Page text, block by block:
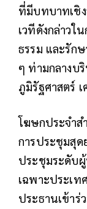
ที่มีบทบาทเชิ
เวทีดังกล่าวใ
ธรรม และรัก
ๆ ท่ามกลางบ
ภูมิรัฐศาสตร์
โฆษกประจำส
การประชุมสุด
ประชุมระดับ
เฉพาะประเท
ประธานเข้า